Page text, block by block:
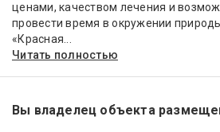
ценами, качеством лечения и
провести время в окружении
«Красная...
Читать полностью
Вы владелец объекта